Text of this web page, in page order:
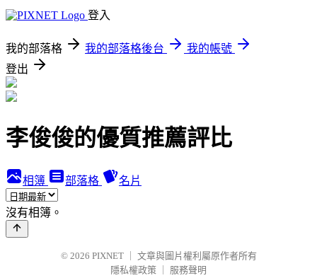
登入
我的部落格 我的部落格後台
我的帳號
登出
李俊俊的優質推薦評比
相簿 部落格 名片
沒有相簿。
© 2026 PIXNET
文章與圖片權利屬原作者所有
隱私權政策
服務聲明